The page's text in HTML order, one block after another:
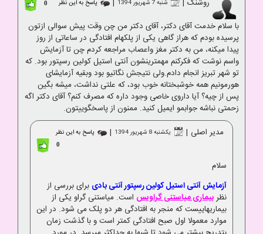
روشنک | شنبه 7 شهریور 1394 | پاسخ به این نظر 0
با سلام خدمت آقای دکتر، آقای دکتر من چن وقت پیش سوالی ازتون
پرسیده بودم که هراز گاهی یکی از پلکهام افتادگی در ساعاتی از روز
پیدا میکنه، من به دکتر مغز واعصاب مراجعه کردم چن تا آزمایش
واسم نوشت که فکرکنم مهمترینشون آنتی استیل کولین رسپتور بود. که
تو شهر تبریز انجام دادم.ولی نتیجش نگاتیو بود وبقیه آزمایشای
هورمونیم همه خوشبختانه خوب بود، که علتی نداشت، میشه بگین
پس از چیه؟ آیا داروی خاصی وجود داره که مصرف کنم؟ آقای دکتر اگه
زحمتی نباشه جوابمو ایمیل کنید. ممنون از پاسخگوییتون.
مدیر اصلی | یکشنبه 8 شهریور 1394 | پاسخ به این نظر
0
سلام
آزمایش آنتی استیل کولین رسپتور آنتی بادی برای بررسی از
نظربیماری میاستنی گراویس است. میاستنی گراو یکی از
بیماریهاییست که منجر به افتادگی هر دو پلک می شود. در این
موارد معمولا اول صبح افتادگی کمتر است و با گذشت زمان